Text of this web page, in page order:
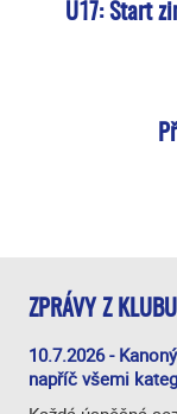
U17: Start
ZPRÁVY Z KLUBU
10.7.2026 -
napříč všemi